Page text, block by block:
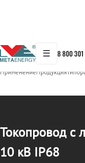
☰ 8 800
← Продукция/
ПрименениеПродукция
Токопровод с
10 кВ IP68